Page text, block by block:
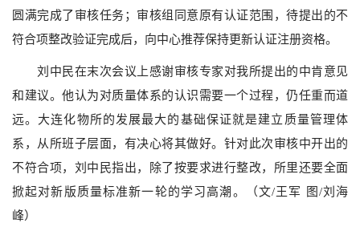
圆满完成了审核任务；审核组同意原有认证范围，待提出的不
符合项整改验证完成后，向中心推荐保持更新认证注册资格。
刘中民在末次会议上感谢审核专家对我所提出的中肯意见
和建议。他认为对质量体系的认识需要一个过程，仍任重而道
远。大连化物所的发展最大的基础保证就是建立质量管理体
系，从所班子层面，有决心将其做好。针对此次审核中开出的
不符合项，刘中民指出，除了按要求进行整改，所里还要全面
掀起对新版质量标准新一轮的学习高潮。（文/王军 图 /刘海
峰）